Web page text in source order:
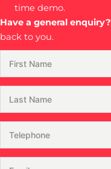
time demo.
Have a general enquiry?
back to you.